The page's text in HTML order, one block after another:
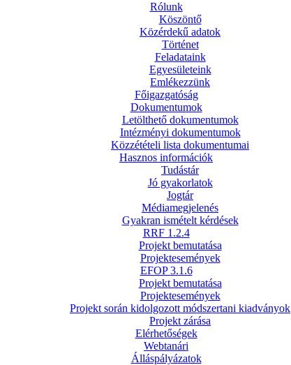
Rólunk
Köszöntő
Közérdekű adatok
Történet
Feladataink
Egyesületeink
Emlékezzünk
Főigazgatóság
Dokumentumok
Letölthető dokumentumok
Intézményi dokumentumok
Közzétételi lista dokumentumai
Hasznos információk
Tudástár
Jó gyakorlatok
Jogtár
Médiamegjelenés
Gyakran ismételt kérdések
RRF 1.2.4
Projekt bemutatása
Projektesemények
EFOP 3.1.6
Projekt bemutatása
Projektesemények
Projekt során kidolgozott módszertani kiadványok
Projekt zárása
Elérhetőségek
Webtanári
Álláspályázatok